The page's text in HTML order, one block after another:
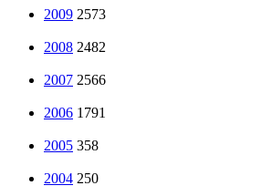
2009 2573
2008 2482
2007 2566
2006 1791
2005 358
2004 250